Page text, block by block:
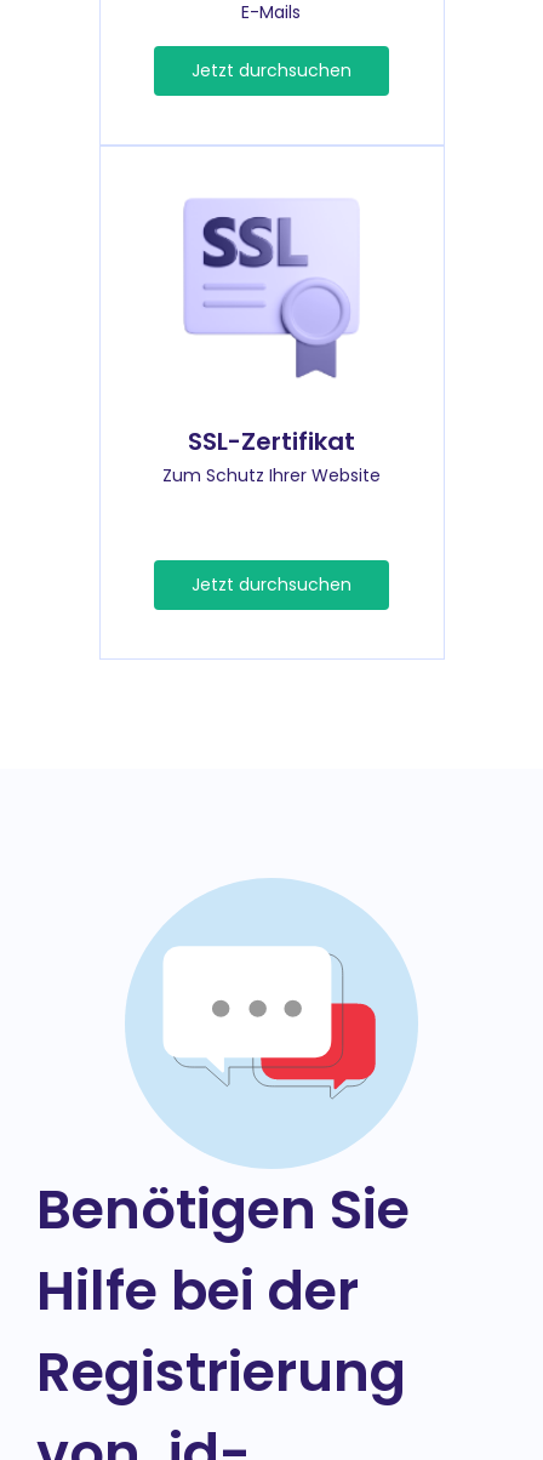
E-Mails
Jetzt durchsuchen
SSL-Zertifikat
Zum Schutz Ihrer Website
Jetzt durchsuchen
Benötigen Sie
Hilfe bei der
Registrierung